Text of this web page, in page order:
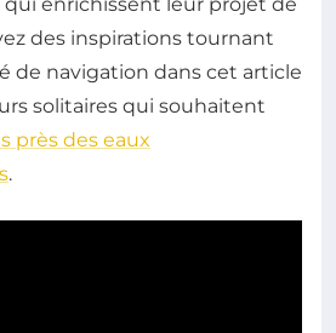
des inspirations tournant
de navigation dans cet article
solitaires qui souhaitent
près des eaux
.